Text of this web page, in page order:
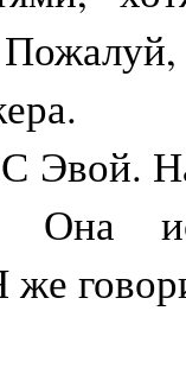
На
Она
же